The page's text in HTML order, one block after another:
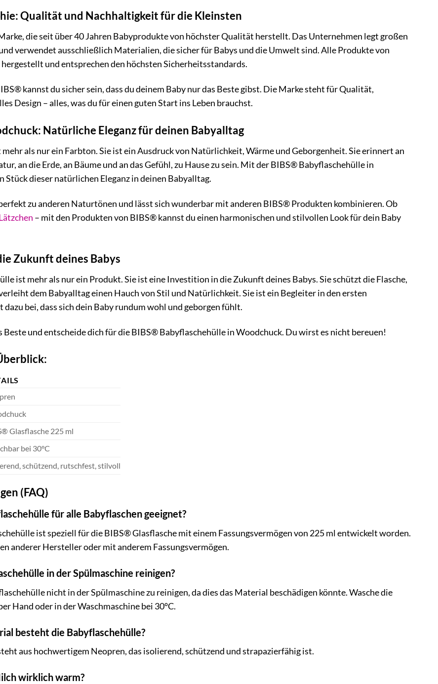
Qualität und Nachhaltigkeit für die Kleinsten
die seit über 40 Jahren Babyprodukte von höchster Qualität herstellt. Das Unternehmen legt großen
verwendet ausschließlich Materialien, die sicher für Babys und die Umwelt sind. Alle Produkte von
und entsprechen den höchsten Sicherheitsstandards.
kannst du sicher sein, dass du deinem Baby nur das Beste gibst. Die Marke steht für Qualität,
Design – alles, was du für einen guten Start ins Leben brauchst.
Natürliche Eleganz für deinen Babyalltag
als nur ein Farbton. Sie ist ein Ausdruck von Natürlichkeit, Wärme und Geborgenheit. Sie erinnert an
an die Erde, an Bäume und an das Gefühl, zu Hause zu sein. Mit der BIBS® Babyflaschehülle in
Stück dieser natürlichen Eleganz in deinen Babyalltag.
zu anderen Naturtönen und lässt sich wunderbar mit anderen BIBS® Produkten kombinieren. Ob
– mit den Produkten von BIBS® kannst du einen harmonischen und stilvollen Look für dein Baby
Zukunft deines Babys
ist mehr als nur ein Produkt. Sie ist eine Investition in die Zukunft deines Babys. Sie schützt die Flasche,
dem Babyalltag einen Hauch von Stil und Natürlichkeit. Sie ist ein Begleiter in den ersten
bei, dass sich dein Baby rundum wohl und geborgen fühlt.
Beste und entscheide dich für die BIBS® Babyflaschehülle in Woodchuck. Du wirst es nicht bereuen!
Glasflasche 225 ml
bei 30°C
schützend, rutschfest, stilvoll
(FAQ)
für alle Babyflaschen geeignet?
ist speziell für die BIBS® Glasflasche mit einem Fassungsvermögen von 225 ml entwickelt worden.
anderer Hersteller oder mit anderem Fassungsvermögen.
in der Spülmaschine reinigen?
nicht in der Spülmaschine zu reinigen, da dies das Material beschädigen könnte. Wasche die
Hand oder in der Waschmaschine bei 30°C.
besteht die Babyflaschehülle?
aus hochwertigem Neopren, das isolierend, schützend und strapazierfähig ist.
wirklich warm?